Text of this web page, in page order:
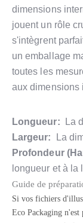
dimensions
jouent un rôle
s'intègrent
un emballage
toutes les
aux dimensions
Longueur: La
Largeur:
La
Profondeur
longueur et à la
Guide de
Si vos fichiers
Eco Packaging n'est